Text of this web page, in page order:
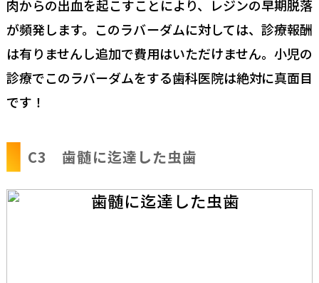
肉からの出血を起こすことにより、レジンの早期脱落
が頻発します。このラバーダムに対しては、診療報酬
は有りませんし追加で費用はいただけません。小児の
診療でこのラバーダムをする歯科医院は絶対に真面目
です！
C3 歯髄に迄達した虫歯